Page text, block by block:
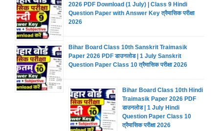
2026 PDF Download (1 July) | Class 9 Hindi
Question Paper with Answer Key त्रैमासिक परीक्षा
2026
Bihar Board Class 10th Sanskrit Traimasik
Paper 2026 PDF डाउनलोड | 1 July Sanskrit
Question Paper Class 10 त्रैमासिक परीक्षा 2026
Bihar Board Class 10th Hindi
Traimasik Paper 2026 PDF
डाउनलोड | 1 July Hindi
Question Paper Class 10
त्रैमासिक परीक्षा 2026